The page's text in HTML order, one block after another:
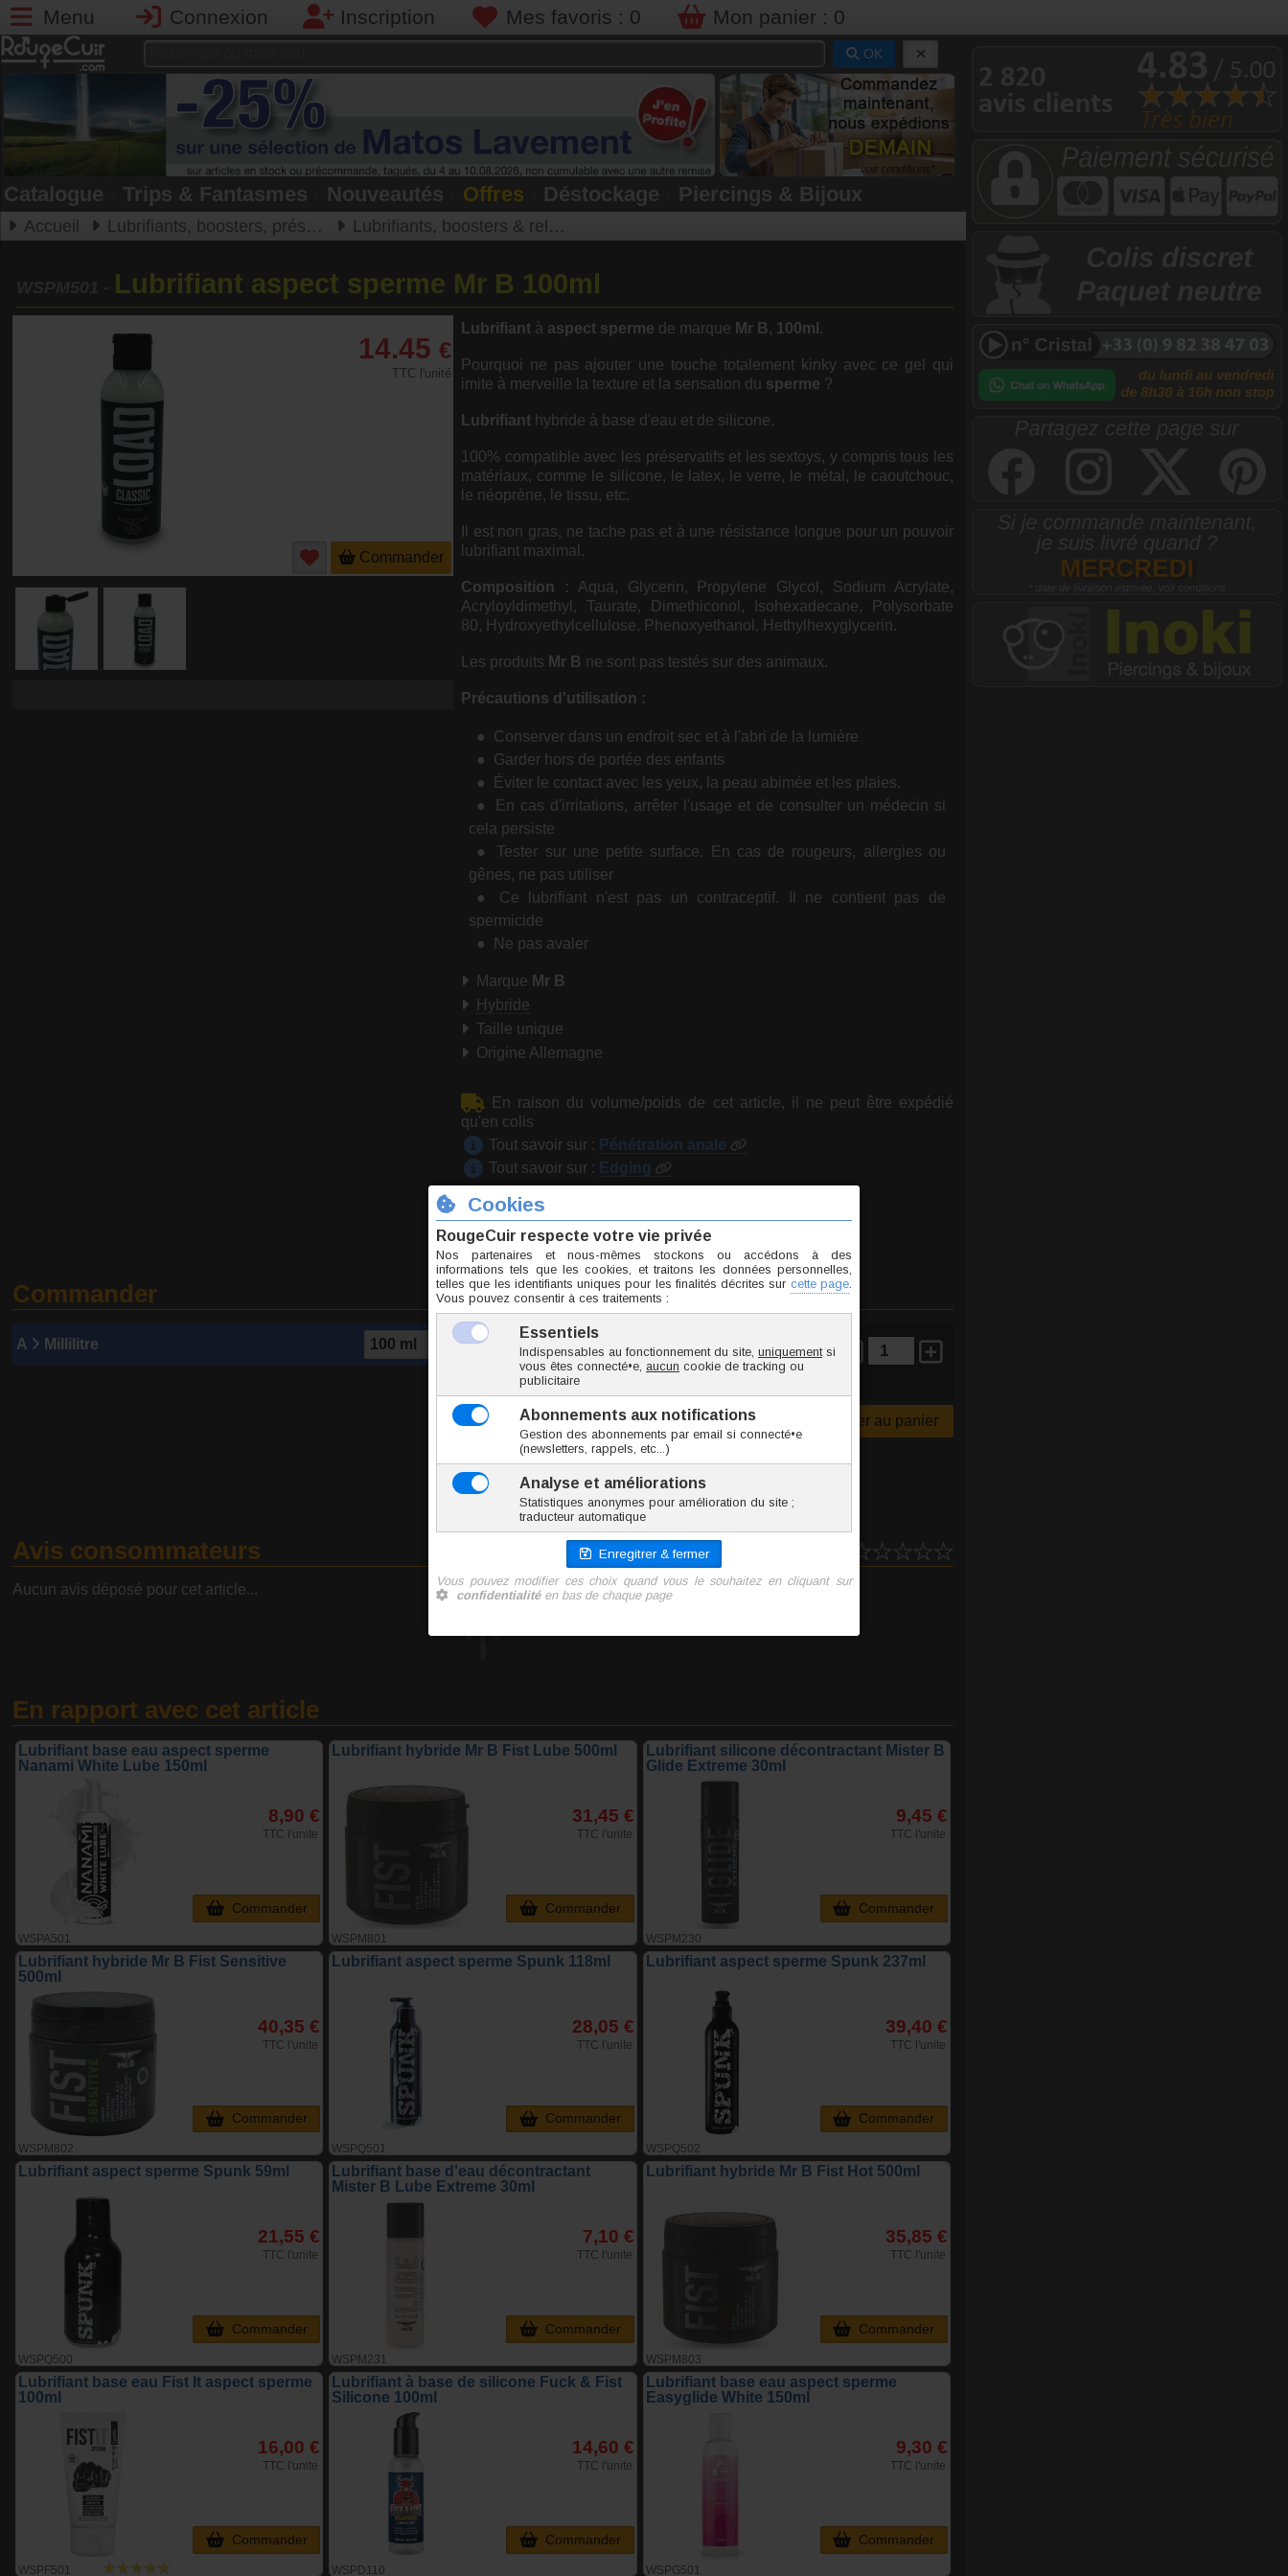
Menu Connexion Inscription Mes favoris : 0 Mon panier : 0
OK
Catalogue Trips & Fantasmes Nouveautés Offres Déstockage Piercings & Bijoux
Accueil Lubrifiants, boosters, préservatifs Lubrifiants, boosters & relaxants
Lubrifiant aspect sperme Mr B 100ml
14.45 €
TTC l'unité
Commander
Lubrifiant à aspect sperme de marque Mr B, 100ml .
Pourquoi ne pas ajouter une touche totalement kinky avec ce gel qui
imite à merveille la texture et la sensation du sperme ?
Lubrifiant hybride à base d'eau et de silicone.
100% compatible avec les préservatifs et les sextoys, y compris tous les
matériaux, comme le silicone, le latex, le verre, le métal, le caoutchouc,
le néoprène, le tissu, etc.
Il est non gras, ne tache pas et à une résistance longue pour un pouvoir
lubrifiant maximal.
Composition : Aqua, Glycerin, Propylene Glycol, Sodium Acrylate,
Acryloyldimethyl, Taurate, Dimethiconol, Isohexadecane, Polysorbate
80, Hydroxyethylcellulose, Phenoxyethanol, Hethylhexyglycerin.
Les produits Mr B ne sont pas testés sur des animaux.
Précautions d'utilisation :
Conserver dans un endroit sec et à l'abri de la lumière
Garder hors de portée des enfants
Éviter le contact avec les yeux, la peau abimée et les plaies.
En cas d'irritations, arrêter l'usage et de consulter un médecin si
cela persiste
Tester sur une petite surface. En cas de rougeurs, allergies ou
gênes, ne pas utiliser
Ce lubrifiant n'est pas un contraceptif. Il ne contient pas de
spermicide
Ne pas avaler
Marque Mr B
Hybride
Taille unique
Origine Allemagne
En raison du volume/poids de cet article, il ne peut être expédié
qu'en colis
Tout savoir sur : Pénétration anale
Tout savoir sur : Edging
Commander
A Millilitre
WSPM501-100
135 g
14.45 €
Ajouter au panier
Avis consommateurs
Aucun avis déposé pour cet article...
En rapport avec cet article
Lubrifiant base eau aspect sperme
Nanami White Lube 150ml
WSPA501
8,90 €
TTC l'unite
Commander
Lubrifiant hybride Mr B Fist Lube 500ml
WSPM801
31,45 €
TTC l'unite
Commander
Lubrifiant silicone décontractant Mister B
Glide Extreme 30ml
WSPM230
9,45 €
TTC l'unite
Commander
Lubrifiant hybride Mr B Fist Sensitive
500ml
WSPM802
40,35 €
TTC l'unite
Commander
Lubrifiant aspect sperme Spunk 118ml
WSPQ501
28,05 €
TTC l'unite
Commander
Lubrifiant aspect sperme Spunk 237ml
WSPQ502
39,40 €
TTC l'unite
Commander
Lubrifiant aspect sperme Spunk 59ml
WSPQ500
21,55 €
TTC l'unite
Commander
Lubrifiant base d'eau décontractant
Mister B Lube Extreme 30ml
WSPM231
7,10 €
TTC l'unite
Commander
Lubrifiant hybride Mr B Fist Hot 500ml
WSPM803
35,85 €
TTC l'unite
Commander
Lubrifiant base eau Fist It aspect sperme
100ml
WSPF501
16,00 €
TTC l'unite
Commander
Lubrifiant à base de silicone Fuck & Fist
Silicone 100ml
WSPD110
14,60 €
TTC l'unite
Commander
Lubrifiant base eau aspect sperme
Easyglide White 150ml
WSPG501
9,30 €
TTC l'unite
Commander